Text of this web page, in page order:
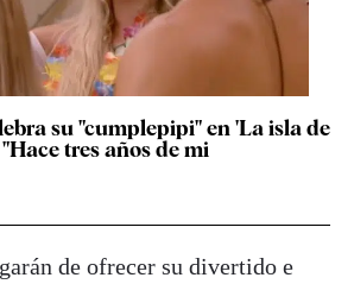
su "cumplepipi" en 'La isla de
tres años de mi
de ofrecer su divertido e